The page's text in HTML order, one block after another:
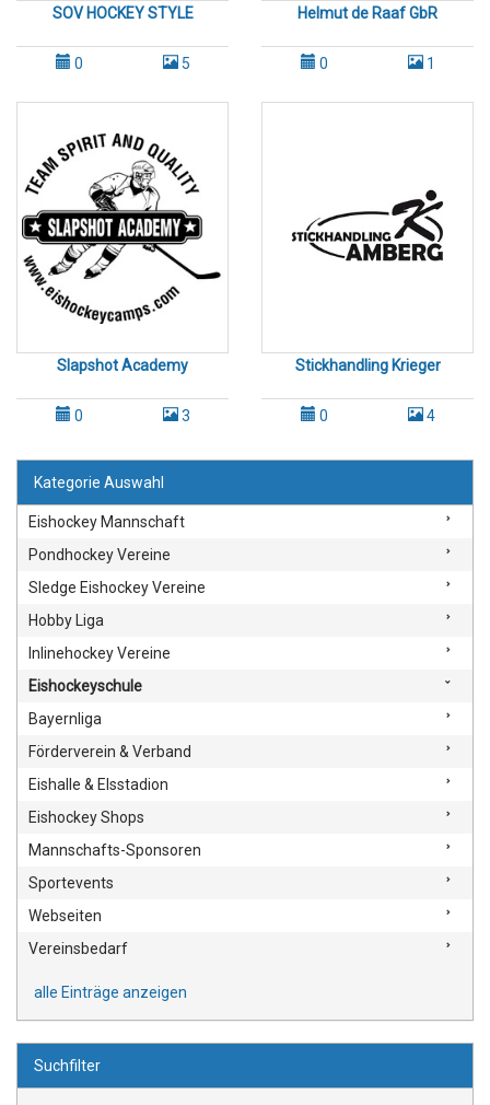
SOV HOCKEY STYLE
0 5
Helmut de Raaf GbR
0 1
Slapshot Academy
0 3
Stickhandling Krieger
0 4
Kategorie Auswahl
Eishockey Mannschaft
Pondhockey Vereine
Sledge Eishockey Vereine
Hobby Liga
Inlinehockey Vereine
Eishockeyschule
Bayernliga
Förderverein & Verband
Eishalle & EIsstadion
Eishockey Shops
Mannschafts-Sponsoren
Sportevents
Webseiten
Vereinsbedarf
alle Einträge anzeigen
Suchfilter